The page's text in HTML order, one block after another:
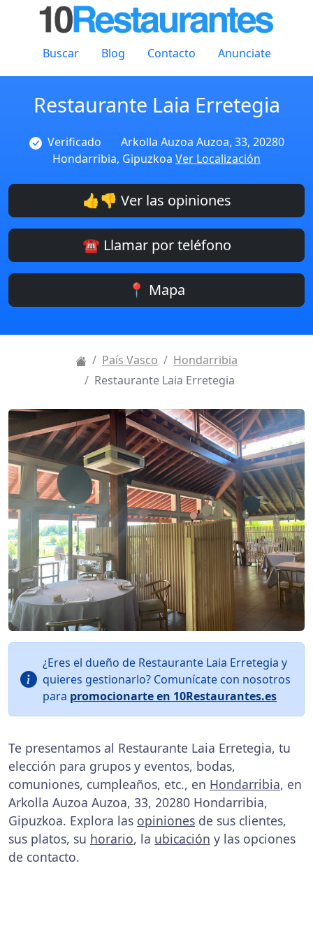
Buscar Blog Contacto Anunciate
Restaurante Laia Erretegia
Verificado
Arkolla Auzoa Auzoa, 33, 20280
Hondarribia, Gipuzkoa Ver Localización
👍👎 Ver las opiniones
☎️ Llamar por teléfono
📍 Mapa
País Vasco
Hondarribia
Restaurante Laia Erretegia
¿Eres el dueño de Restaurante Laia Erretegia y
quieres gestionarlo? Comunícate con nosotros
para promocionarte en 10Restaurantes.es
Te presentamos al Restaurante Laia Erretegia, tu
elección para grupos y eventos, bodas,
comuniones, cumpleaños, etc., en Hondarribia, en
Arkolla Auzoa Auzoa, 33, 20280 Hondarribia,
Gipuzkoa. Explora las opiniones de sus clientes,
sus platos, su horario, la ubicación y las opciones
de contacto.